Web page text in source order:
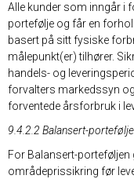
Alle kunder som inngår i
portefølje og får en
basert på sitt fysiske
målepunkt(er) tilhører.
handels- og
forvalters markedssyn
forventede årsforbruk i
9.4.2.2 Balansert-
For Balansert-
områdeprissikring før